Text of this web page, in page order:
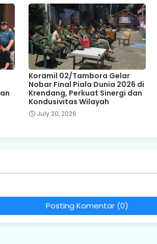
Koramil 02/Tambora Gelar
Nobar Final Piala Dunia 2026 di
Krendang, Perkuat Sinergi dan
Kondusivitas Wilayah
July 20, 2026
Posting Komentar (0)